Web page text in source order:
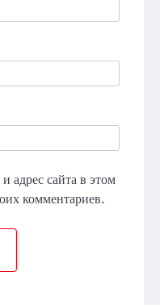
адрес сайта в этом
комментариев.